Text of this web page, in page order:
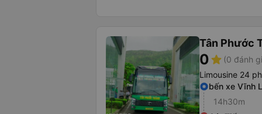
Tân Phước
0star (0 đánh
Limousine 24
bến xe Vĩnh
14h30m